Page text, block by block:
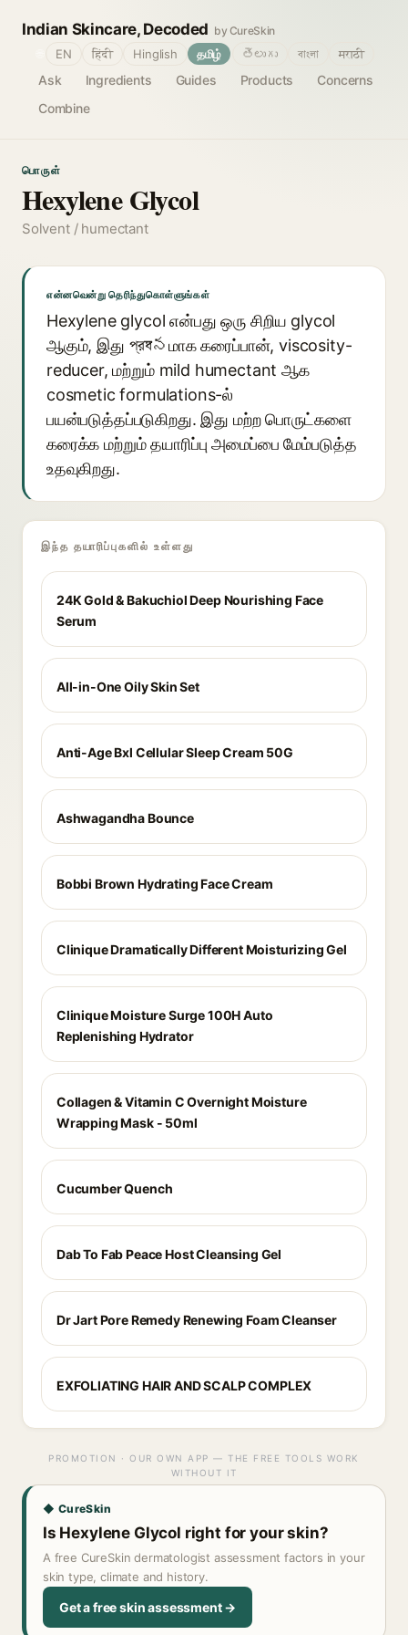
Indian Skincare, Decoded by CureSkin
Ask Ingredients Guides Products
Concerns
Combine
EN हिंदी Hinglish தமிழ் తెలుగు বাংলা मराठी
பொருள்
Hexylene Glycol
Solvent / humectant
என்னவென்று தெரிந்துகொள்ளுங்கள்
Hexylene glycol என்பது ஒரு சிறிய glycol
ஆகும், இது প্রধానமாக கரைப்பான், viscosity-
reducer, மற்றும் mild humectant ஆக
cosmetic formulations-ல்
பயன்படுத்தப்படுகிறது. இது மற்ற பொருட்களை
கரைக்க மற்றும் தயாரிப்பு அமைப்பை மேம்படுத்த
உதவுகிறது.
இந்த தயாரிப்புகளில் உள்ளது
24K Gold & Bakuchiol Deep Nourishing Face
Serum
All-in-One Oily Skin Set
Anti-Age Bxl Cellular Sleep Cream 50G
Ashwagandha Bounce
Bobbi Brown Hydrating Face Cream
Clinique Dramatically Different Moisturizing Gel
Clinique Moisture Surge 100H Auto
Replenishing Hydrator
Collagen & Vitamin C Overnight Moisture
Wrapping Mask - 50ml
Cucumber Quench
Dab To Fab Peace Host Cleansing Gel
Dr Jart Pore Remedy Renewing Foam Cleanser
EXFOLIATING HAIR AND SCALP COMPLEX
PROMOTION · OUR OWN APP — THE FREE TOOLS WORK
WITHOUT IT
◆ CureSkin
Is Hexylene Glycol right for your skin?
A free CureSkin dermatologist assessment factors in your
skin type, climate and history.
Get a free skin assessment →